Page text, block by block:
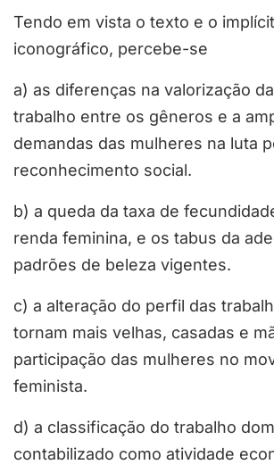
Tendo em vista o texto e o
iconográfico, percebe-se
a) as diferenças na valorização
trabalho entre os gêneros e a
demandas das mulheres na luta
reconhecimento social.
b) a queda da taxa de
renda feminina, e os tabus da
padrões de beleza vigentes.
c) a alteração do perfil das
tornam mais velhas, casadas e
participação das mulheres no
feminista.
d) a classificação do trabalho
contabilizado como atividade